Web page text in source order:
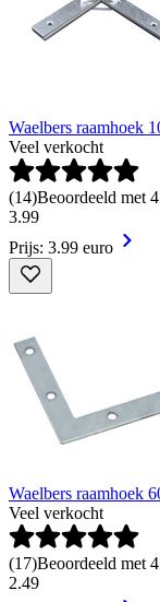
Waelbers raamhoek
Veel verkocht
(14)Beoordeeld met
3.99
Prijs: 3.99 euro
Waelbers raamhoek
Veel verkocht
(17)Beoordeeld met
2.49